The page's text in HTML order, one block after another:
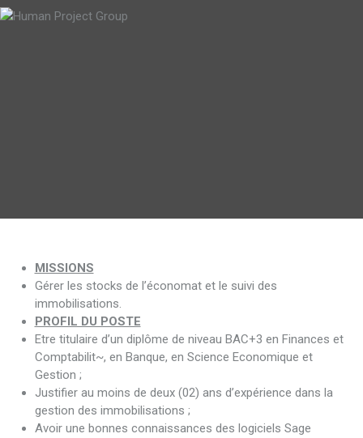
MISSIONS
Gérer les stocks de l’économat et le suivi des
immobilisations.
PROFIL DU POSTE
Etre titulaire d’un diplôme de niveau BAC+3 en Finances et
Comptabilit~, en Banque, en Science Economique et
Gestion ;
Justifier au moins de deux (02) ans d’expérience dans la
gestion des immobilisations ;
Avoir une bonnes connaissances des logiciels Sage